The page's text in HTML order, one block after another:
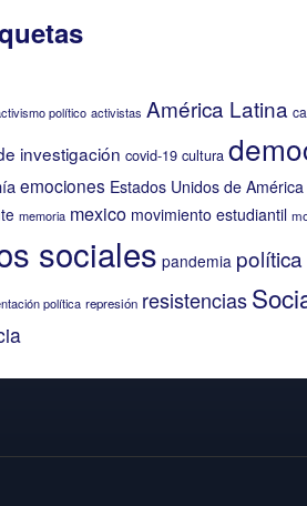
político activistas América Latina
investigación covid-19 cultura
emociones Estados Unidos de América
memoria mexico movimiento estudiantil
sociales pandemia política
política represión resistencias